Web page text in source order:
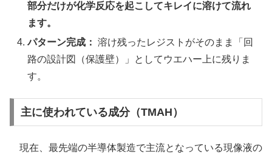
部分だけが化学反応を起こしてキレイに溶けて流れ
ます。
パターン完成： 溶け残ったレジストがそのまま「回
路の設計図（保護壁）」としてウエハー上に残りま
す。
主に使われている成分（TMAH）
現在、最先端の半導体製造で主流となっている現像液の